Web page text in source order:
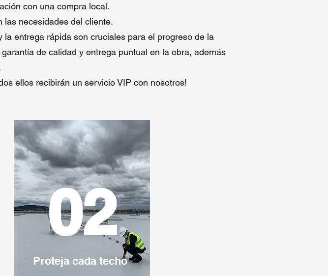
con una compra local.
las necesidades del cliente.
entrega rápida son cruciales para el progreso de la
de calidad y entrega puntual en la obra, además
ellos recibirán un servicio VIP con nosotros!
02
Proteja cada techo